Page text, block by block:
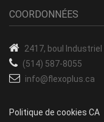
COORDONNÉES
2417, boul Industriel
(514) 587-8055
info@flexoplus.ca
Politique de cookies CA